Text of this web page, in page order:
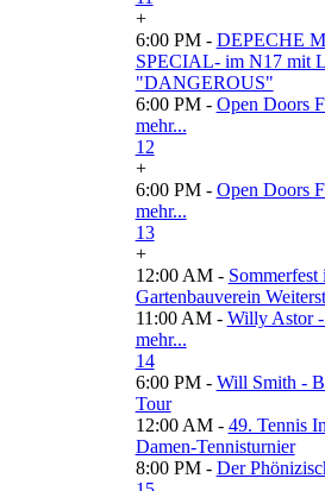
+
6:00 PM - DEPECHE
SPECIAL- im N17 mit
"DANGEROUS"
6:00 PM - Open Doors
mehr...
12
+
6:00 PM - Open Doors
mehr...
13
+
12:00 AM - Sommerfest
Gartenbauverein
11:00 AM - Willy Astor
mehr...
14
6:00 PM - Will Smith -
Tour
12:00 AM - 49. Tennis
Damen-Tennisturnier
8:00 PM - Der